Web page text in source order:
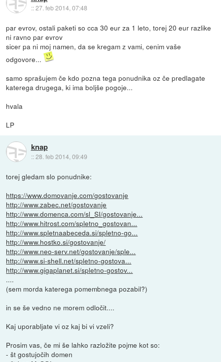
::27. feb 2014, 07:48
par evrov, ostali paketi so cca 30 eur za 1 leto, torej 20 eur razlike
ni ravno par evrov
sicer pa ni moj namen, da se kregam z vami, cenim vaše
odgovore...
samo sprašujem če kdo pozna tega ponudnika oz če predlagate
katerega drugega, ki ima boljše pogoje...
hvala
LP
knap
::28. feb 2014, 09:49
torej gledam slo ponudnike:
https://www.domovanje.com/gostovanje
http://www.zabec.net/gostovanje
http://www.domenca.com/sl_SI/gostovanje...
http://www.hitrost.com/spletno_gostovan...
http://www.spletnaabeceda.si/spletno-go...
http://www.hostko.si/gostovanje/
http://www.neo-serv.net/gostovanje/sple...
http://www.si-shell.net/spletno-gostova...
http://www.gigaplanet.si/spletno-gostov...
....
(sem morda katerega pomembnega pozabil?)
in se še vedno ne morem odločit....
Kaj uporabljate vi oz kaj bi vi vzeli?
Prosim vas, če mi še lahko razložite pojme kot so:
- št gostujočih domen